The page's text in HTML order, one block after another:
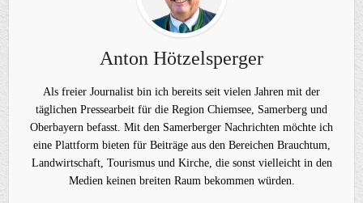
Anton Hötzelsperger
Als freier Journalist bin ich bereits seit vielen Jahren mit der
täglichen Pressearbeit für die Region Chiemsee, Samerberg und
Oberbayern befasst. Mit den Samerberger Nachrichten möchte ich
eine Plattform bieten für Beiträge aus den Bereichen Brauchtum,
Landwirtschaft, Tourismus und Kirche, die sonst vielleicht in den
Medien keinen breiten Raum bekommen würden.